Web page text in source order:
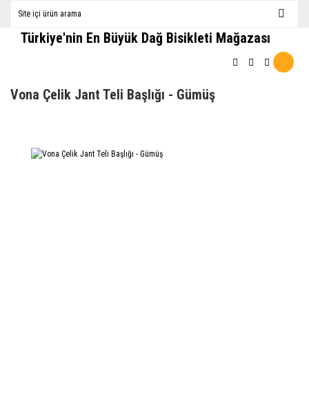
Türkiye'nin En Büyük Dağ Bisikleti Mağazası
Vona Çelik Jant Teli Başlığı - Gümüş